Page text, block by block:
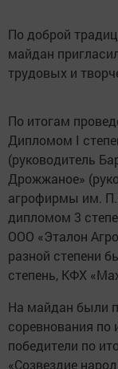
По доброй
майдан
трудовых и
По итогам
Дипломом I
(руководитель
Дрожжаное»
агрофирмы им.
дипломом 3
ООО «Эталон
разной степени
степень, КФХ
На майдан были
соревнования
победители по
«Созвездие